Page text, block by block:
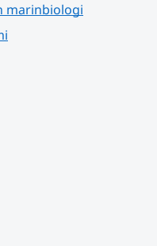
marinbiologi